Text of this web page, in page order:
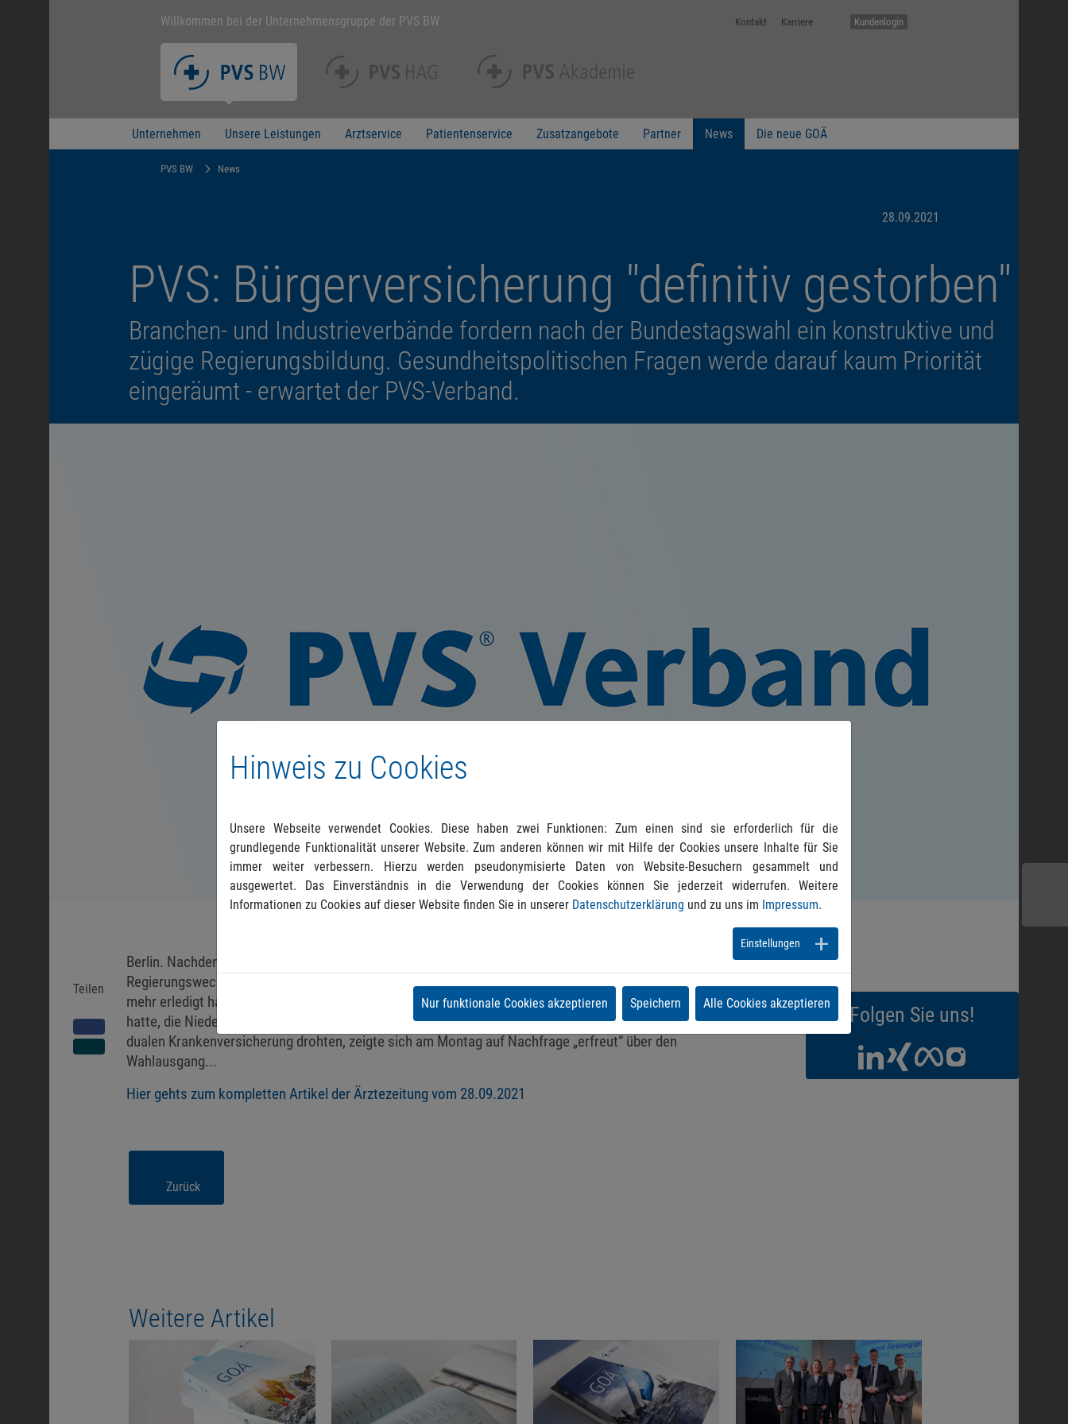
Kontakt Karriere Kundenlogin
Willkommen bei der Unternehmensgruppe der PVS BW
Unternehmen Unsere Leistungen Arztservice Patientenservice Zusatzangebote Partner News Die neue GOÄ
PVS BW News
28.09.2021
PVS: Bürgerversicherung "definitiv gestorben"
Branchen- und Industrieverbände fordern nach der Bundestagswahl ein konstruktive und
zügige Regierungsbildung. Gesundheitspolitischen Fragen werde darauf kaum Priorität
eingeräumt - erwartet der PVS-Verband.
Teilen
Berlin. Nachdem FDP und Grüne aus der Bundestagswahl als alleinige Königsmacher eines
Regierungswechsels hervorgegangen sind, dürfte sich das Thema Bürgerversicherung einmal
mehr erledigt haben. Der PVS-Verband, der unlängst erst dieEinkommensverluste vorgerechnet
hatte, die Niedergelassenen Ärzten im Falle eines rot-rot-grün angeschobenen Ausstiegs aus der
dualen Krankenversicherung drohten, zeigte sich am Montag auf Nachfrage „erfreut“ über den
Wahlausgang...
Hier gehts zum kompletten Artikel der Ärztezeitung vom 28.09.2021
Folgen Sie uns!
Zurück
Weitere Artikel
Hinweis zu Cookies
Unsere Webseite verwendet Cookies. Diese haben zwei Funktionen: Zum einen sind sie erforderlich für die
grundlegende Funktionalität unserer Website. Zum anderen können wir mit Hilfe der Cookies unsere Inhalte für Sie
immer weiter verbessern. Hierzu werden pseudonymisierte Daten von Website-Besuchern gesammelt und
ausgewertet. Das Einverständnis in die Verwendung der Cookies können Sie jederzeit widerrufen. Weitere
Informationen zu Cookies auf dieser Website finden Sie in unserer Datenschutzerklärung und zu uns im Impressum.
Einstellungen
Nur funktionale Cookies akzeptieren Speichern Alle Cookies akzeptieren